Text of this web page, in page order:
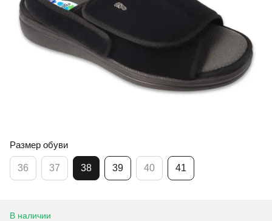
Размер обуви
36 37 38 39 40 41
В наличии